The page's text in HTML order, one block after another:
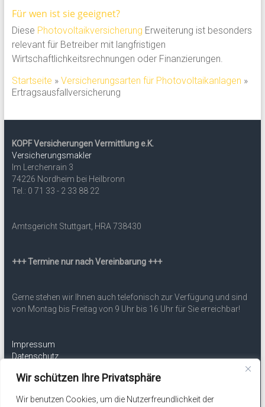
Wir schützen Ihre Privatsphäre
Wir benutzen Cookies, um die Nutzerfreundlichkeit der
Für wen ist sie geeignet?
Diese Photovoltaikversicherung Erweiterung ist besonders
relevant für Betreiber mit langfristigen
Wirtschaftlichkeitsrechnungen oder Finanzierungen.
Startseite » Versicherungsarten für Photovoltaikanlagen »
Ertragsausfallversicherung
KOPF Versicherungen Vermittlung e.K.
Versicherungsmakler
Im Lerchenrain 3
74226 Nordheim bei Heilbronn
Tel.: 0 71 33 - 2 33 88 22
Amtsgericht Stuttgart, HRA 738430
+++ Termine nur nach Vereinbarung +++
Gerne stehen wir Ihnen auch telefonisch zur Verfügung und sind
von Montag bis Freitag von 9 Uhr bis 16 Uhr für Sie erreichbar!
Impressum
Datenschutz